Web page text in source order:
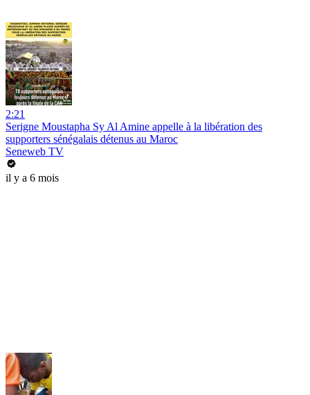
2:21
Serigne Moustapha Sy Al Amine appelle à la libération des
supporters sénégalais détenus au Maroc
Seneweb TV
il y a 6 mois